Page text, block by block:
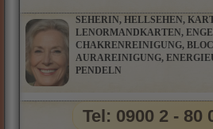
SEHERIN, HELLSEHEN,
LENORMANDKARTEN,
CHAKRENREINIGUNG,
AURAREINIGUNG,
PENDELN
Tel: 0900 2 - 80